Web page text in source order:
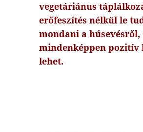
vegetáriánus
erőfeszítés nélkül le
mondani a húsevésről,
mindenképpen pozitív
lehet.